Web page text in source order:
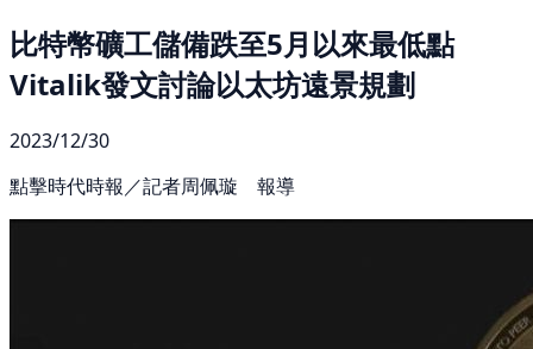
比特幣礦工儲備跌至5月以來最低點
Vitalik發文討論以太坊遠景規劃
2023/12/30
點擊時代時報／記者周佩璇 報導